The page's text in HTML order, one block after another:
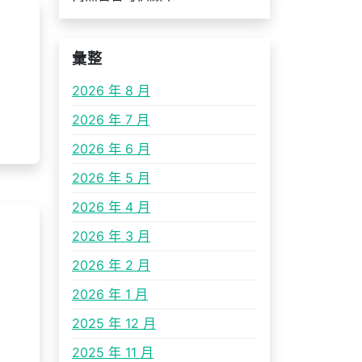
彙整
2026 年 8 月
2026 年 7 月
2026 年 6 月
2026 年 5 月
2026 年 4 月
2026 年 3 月
2026 年 2 月
2026 年 1 月
2025 年 12 月
2025 年 11 月